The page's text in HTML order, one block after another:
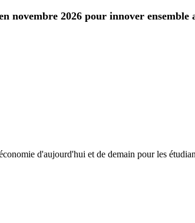
novembre 2026 pour innover
d'aujourd'hui et de demain pour les